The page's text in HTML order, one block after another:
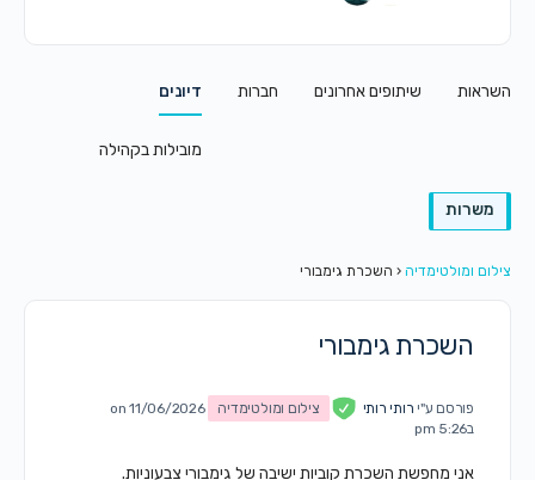
השראות שיתופים אחרונים חברות דיונים
מובילות בקהילה
משרות
צילום ומולטימדיה ‹ השכרת גימבורי
השכרת גימבורי
פורסם ע"ירותי רותי צילום ומולטימדיה
on 11/06/2026
ב5:26 pm
אני מחפשת השכרת קוביות ישיבה של גימבורי צבעוניות.